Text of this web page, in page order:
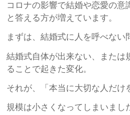
コロナの影響で結婚や恋愛の意
と答える方が増えています。
まずは、結婚式に人を呼べない
結婚式自体が出来ない、または
ることで起きた変化。
それが、「本当に大切な人だけ
規模は小さくなってしまいまし